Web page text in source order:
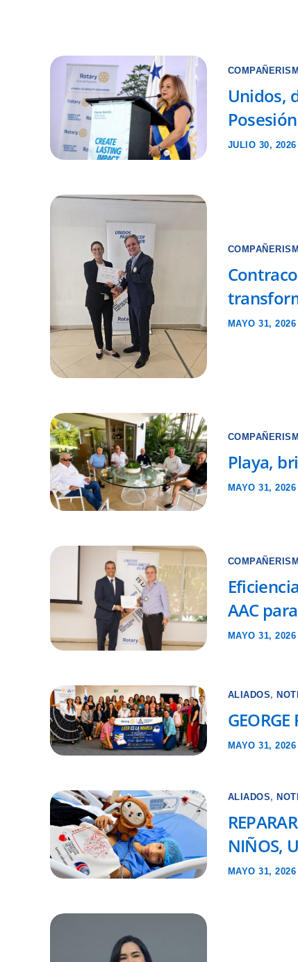
Unidos,
Posesión
JULIO 30, 2026
MAYO 31, 2026
Playa,
MAYO 31, 2026
AAC
MAYO 31, 2026
ALIADOS,
MAYO 31, 2026
ALIADOS,
NIÑOS,
MAYO 31, 2026